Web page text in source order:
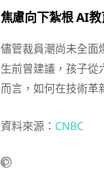
焦慮向下紮根 AI
儘管裁員潮尚未全面
生前曾建議，孩子從
而言，如何在技術革
資料來源： CNBC